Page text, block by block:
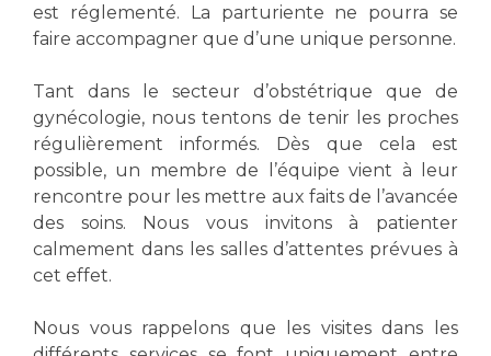
Handicap
Pôle Médecine Physique et Réadaptation
Accueil sourds et malentendants
Charte Romain Jacob
Mouvement Parcours Handicap 13
Activité physique
Plateforme des internes
Professionnels de santé
Adresser un patient
Réseaux de soins
Adresser un examen au Laboratoire de Biologie
Médicale
Cancérologie
est réglementé. La parturiente ne pourra se
faire accompagner que d’une unique personne.
Tant dans le secteur d’obstétrique que de
gynécologie, nous tentons de tenir les proches
régulièrement informés. Dès que cela est
possible, un membre de l’équipe vient à leur
rencontre pour les mettre aux faits de l’avancée
des soins. Nous vous invitons à patienter
calmement dans les salles d’attentes prévues à
cet effet.
Nous vous rappelons que les visites dans les